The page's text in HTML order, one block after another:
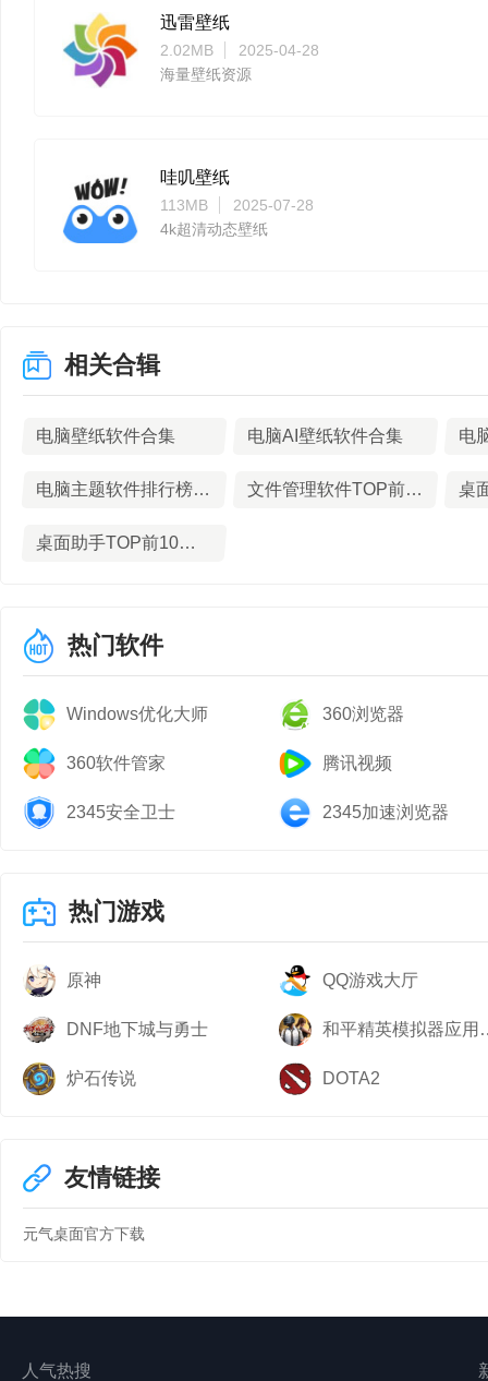
软件特色：
2、动/静壁纸自动切
3、弹窗拦截/任务栏
【特效渲染引擎，释
原雨雪光特效和各种粒
内置专属背景音和鼠标
【140000+ 超清无水
景、动漫、明星、美女
迅雷壁纸
2.02MB
2025-04-28
海量壁纸资源
哇叽壁纸
113MB
2025-07-28
4k超清动态壁纸
相关合辑
电脑壁纸软件合集 电脑AI壁纸软件合集
电脑主题软件排行榜TOP10下载 文件管理软件TOP前10名下载
桌面助手TOP前10名下载
热门软件
Windows优化大师 360浏览器
360软件管家 腾讯视频
2345安全卫士 2345加速浏览器
热门游戏
原神 QQ游戏大厅
DNF地下城与勇士 和平
炉石传说 DOTA2
友情链接
元气桌面官方下载
人气热搜